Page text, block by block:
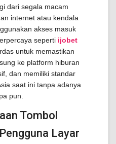
dari segala macam
internet atau kendala
akses masuk
seperti ijobet
untuk memastikan
ke platform hiburan
dan memiliki standar
saat ini tanpa adanya
pun.
Tombol
Layar